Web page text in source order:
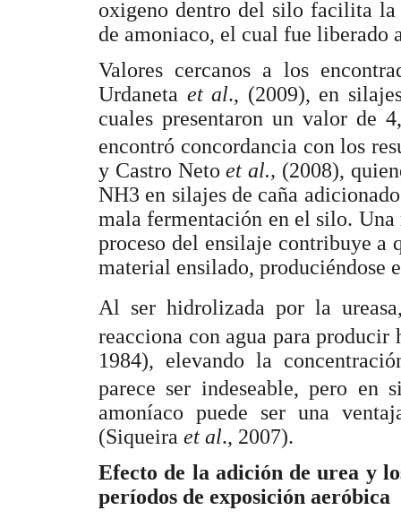
oxigeno dentro del silo facilita
de amoniaco, el cual fue liberado
Valores cercanos a los
Urdaneta et al., (2009), en
cuales presentaron un valor de
encontró concordancia con los
y Castro Netoet al., (2008),
NH3 en silajes de caña
mala fermentación en el silo.
proceso del ensilaje contribuye a
material ensilado, produciéndose
Al ser hidrolizada por la
reacciona con agua para
1984), elevando la
parece ser indeseable, pero en
amoníaco puede ser una
(Siqueira et al., 2007).
Efecto de la adición de urea y
períodos de exposición aeróbica